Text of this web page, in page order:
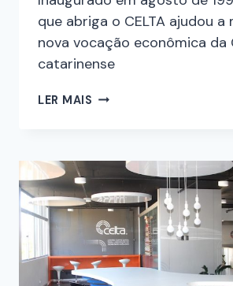
que abriga o CELTA ajudou a
nova vocação econômica da
catarinense
LER MAIS